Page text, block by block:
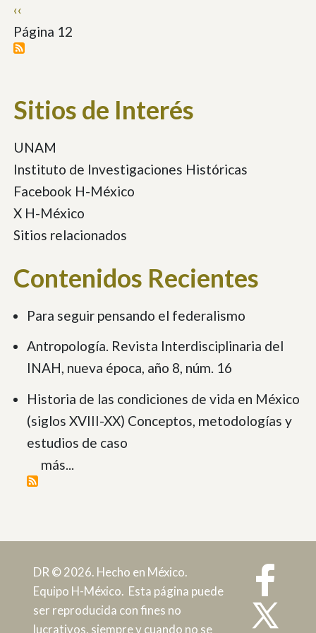
Paginación
Página
anterior
‹‹
Página 12
Sitios de Interés
UNAM
Instituto de Investigaciones Históricas
Facebook H-México
X H-México
Sitios relacionados
Contenidos Recientes
Para seguir pensando el federalismo
Antropología. Revista Interdisciplinaria del
INAH, nueva época, año 8, núm. 16
Historia de las condiciones de vida en México
(siglos XVIII-XX) Conceptos, metodologías y
estudios de caso
más...
DR © 2026. Hecho en México.
Equipo H-México. Esta página puede
ser reproducida con fines no
lucrativos, siempre y cuando no se